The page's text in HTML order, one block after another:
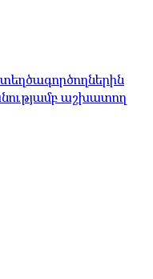
աշխատող